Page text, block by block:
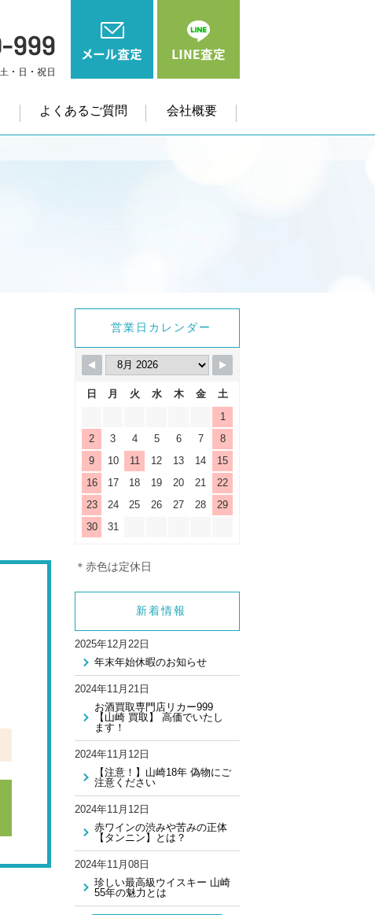
よくあるご質問 会社概要
営業日カレンダー
日 月 火 水 木 金
土
1
2
3 4 5 6 7
8
9
10 11 12 13 14
15
16
17 18 19 20 21
22
23
24 25 26 27 28
29
30
31
＊赤色は定休日
新着情報
2025年12月22日
年末年始休暇のお知らせ
2024年11月21日
お酒買取専門店リカー999
【山崎 買取】 高価でいたし
ます！
2024年11月12日
【注意！】山崎18年 偽物にご
注意ください
2024年11月12日
赤ワインの渋みや苦みの正体
【タンニン】とは？
2024年11月08日
珍しい最高級ウイスキー 山崎
55年の魅力とは